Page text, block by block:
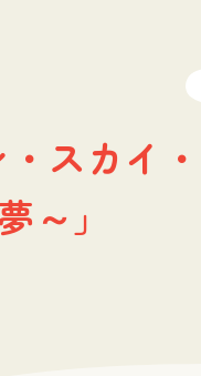
スカイ
～」